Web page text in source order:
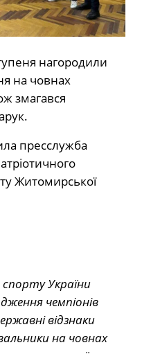
нагородили
на човнах
змагався
пресслужба
Житомирської
України
чемпіонів
відзнаки
на човнах